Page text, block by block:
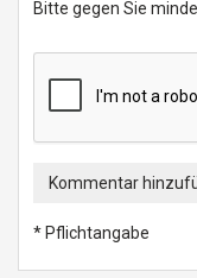
Bitte gegen Sie
Kommentar
* Pflichtangabe